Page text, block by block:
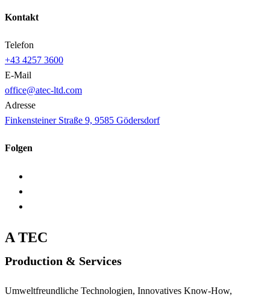
Kontakt
Telefon
+43 4257 3600
E-Mail
office@atec-ltd.com
Adresse
Finkensteiner Straße 9, 9585 Gödersdorf
Folgen
A TEC
Production & Services
Umweltfreundliche Technologien, Innovatives Know-How,